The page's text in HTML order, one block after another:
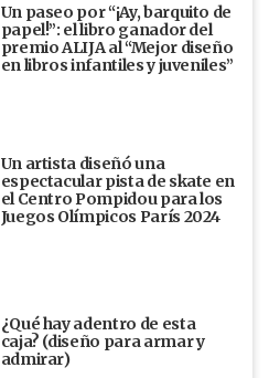
Un paseo por “¡Ay, barquito de
papel!”: el libro ganador del
premio ALIJA al “Mejor diseño
en libros infantiles y juveniles”
Un artista diseñó una
espectacular pista de skate en
el Centro Pompidou para los
Juegos Olímpicos París 2024
¿Qué hay adentro de esta
caja? (diseño para armar y
admirar)